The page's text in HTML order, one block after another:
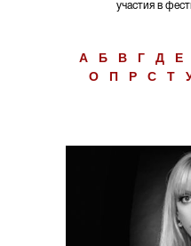
участия в
А Б В Г Д Е
О
П Р С Т